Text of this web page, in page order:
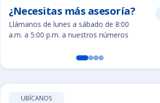
¿Necesitas más asesoría?
Llámanos de lunes a sábado de 8:00
a.m. a 5:00 p.m. a nuestros números
UBÍCANOS